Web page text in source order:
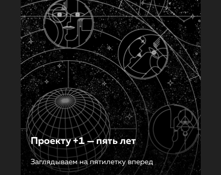
Проекту +1 — пять лет
Заглядываем на пятилетку вперед